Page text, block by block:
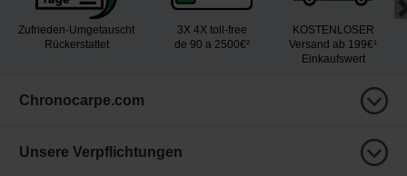
Zufrieden-Umgetauscht
Rückerstattet
3X 4X toll-free
de 90 a 2500€²
KOSTENLOSER
Versand ab 199€¹
Einkaufswert
Chronocarpe.com
Unsere Verpflichtungen